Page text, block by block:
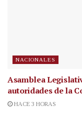
NACIONALES
Asamblea
autoridades de la
HACE 3 HORAS